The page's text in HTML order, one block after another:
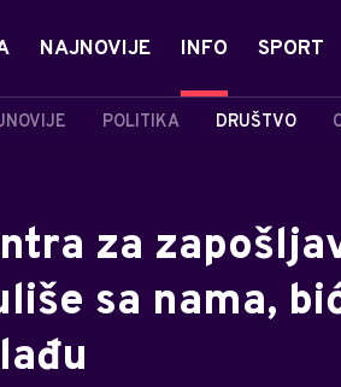
NAJNOVIJE INFO
POLITIKA DRUŠTVO
SPORT
za
sa nama,